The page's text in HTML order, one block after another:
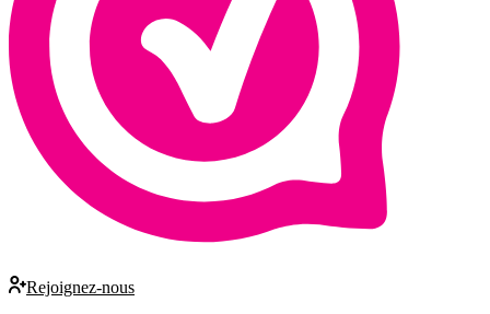
Rejoignez-nous